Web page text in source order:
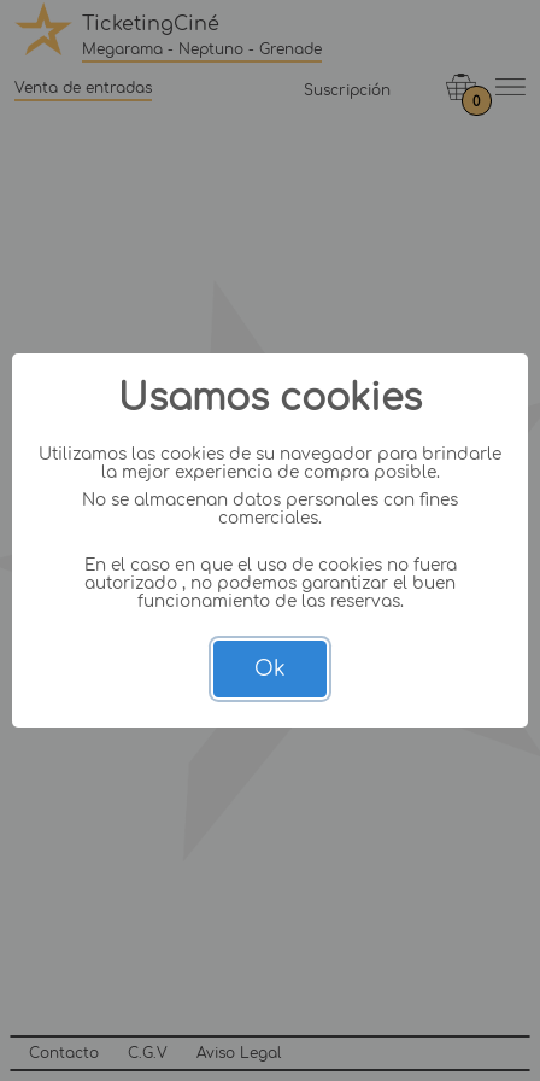
TicketingCiné
Megarama - Neptuno - Grenade
Venta de entradas Suscripción
0
Contacto C.G.V Aviso Legal
Usamos cookies
Utilizamos las cookies de su navegador para brindarle
la mejor experiencia de compra posible.
No se almacenan datos personales con fines
comerciales.
En el caso en que el uso de cookies no fuera
autorizado , no podemos garantizar el buen
funcionamiento de las reservas.
Ok